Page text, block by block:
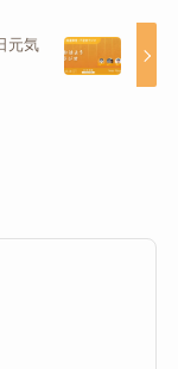
元気